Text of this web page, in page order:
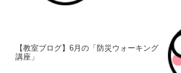
【教室ブログ】6月の「防災ウォーキング
講座」